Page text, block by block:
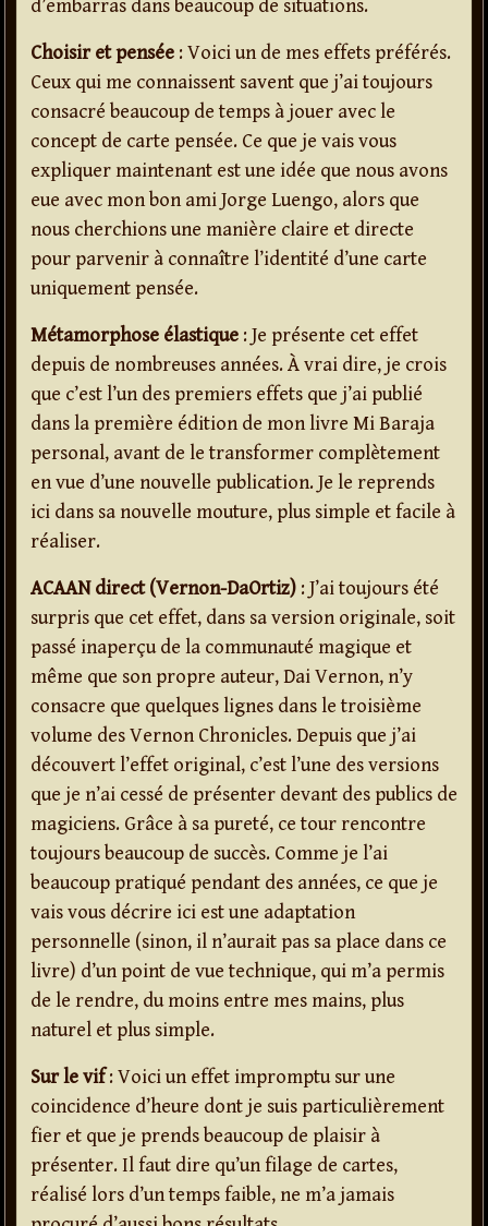
d’embarras dans beaucoup de situations.
Choisir et pensée : Voici un de mes effets préférés.
Ceux qui me connaissent savent que j’ai toujours
consacré beaucoup de temps à jouer avec le
concept de carte pensée. Ce que je vais vous
expliquer maintenant est une idée que nous avons
eue avec mon bon ami Jorge Luengo, alors que
nous cherchions une manière claire et directe
pour parvenir à connaître l’identité d’une carte
uniquement pensée.
Métamorphose élastique : Je présente cet effet
depuis de nombreuses années. À vrai dire, je crois
que c’est l’un des premiers effets que j’ai publié
dans la première édition de mon livre Mi Baraja
personal, avant de le transformer complètement
en vue d’une nouvelle publication. Je le reprends
ici dans sa nouvelle mouture, plus simple et facile à
réaliser.
ACAAN direct (Vernon-DaOrtiz) : J’ai toujours été
surpris que cet effet, dans sa version originale, soit
passé inaperçu de la communauté magique et
même que son propre auteur, Dai Vernon, n’y
consacre que quelques lignes dans le troisième
volume des Vernon Chronicles. Depuis que j’ai
découvert l’effet original, c’est l’une des versions
que je n’ai cessé de présenter devant des publics de
magiciens. Grâce à sa pureté, ce tour rencontre
toujours beaucoup de succès. Comme je l’ai
beaucoup pratiqué pendant des années, ce que je
vais vous décrire ici est une adaptation
personnelle (sinon, il n’aurait pas sa place dans ce
livre) d’un point de vue technique, qui m’a permis
de le rendre, du moins entre mes mains, plus
naturel et plus simple.
Sur le vif: Voici un effet impromptu sur une
coincidence d’heure dont je suis particulièrement
fier et que je prends beaucoup de plaisir à
présenter. Il faut dire qu’un filage de cartes,
réalisé lors d’un temps faible, ne m’a jamais